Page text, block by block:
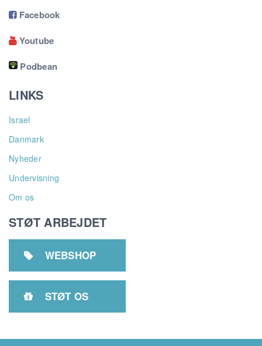
Facebook
Youtube
Podbean
LINKS
Israel
Danmark
Nyheder
Undervisning
Om os
STØT ARBEJDET
 WEBSHOP
 STØT OS